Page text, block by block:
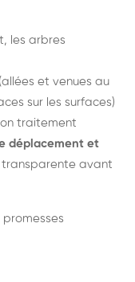
les arbres
et venues au
sur les surfaces)
traitement
déplacement et
avant